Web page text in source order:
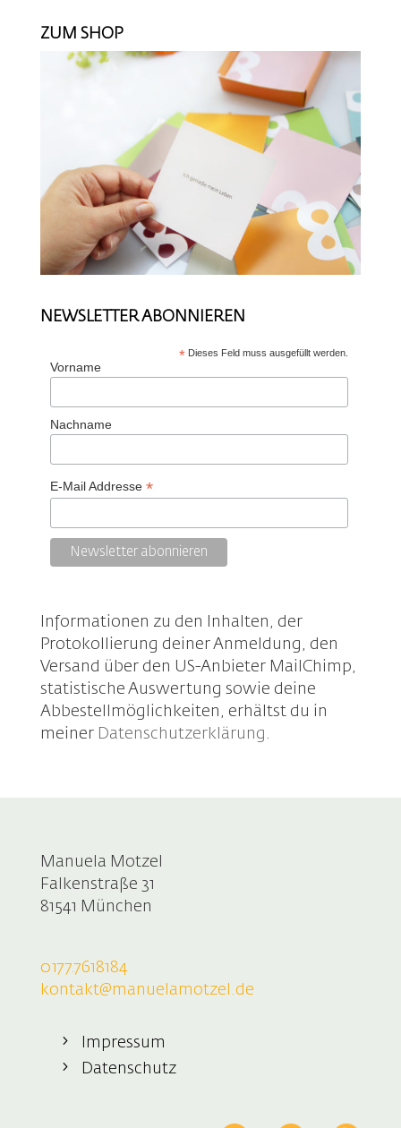
ZUM SHOP
NEWSLETTER ABONNIEREN
* Dieses Feld muss ausgefüllt werden.
Vorname
Nachname
E-Mail Addresse *
Informationen zu den Inhalten, der
Protokollierung deiner Anmeldung, den
Versand über den US-Anbieter MailChimp,
statistische Auswertung sowie deine
Abbestellmöglichkeiten, erhältst du in
meiner Datenschutzerklärung .
Manuela Motzel
Falkenstraße 31
81541 München
0177.7618184
kontakt@manuelamotzel.de
Impressum
Datenschutz